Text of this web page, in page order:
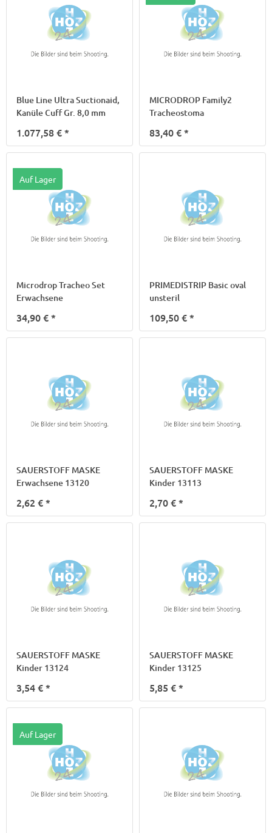
Blue Line Ultra Suctionaid,
Kanüle Cuff Gr. 8,0 mm
1.077,58 €*
MICRODROP Family2
Tracheostoma
83,40 €*
Auf Lager
Microdrop Tracheo Set
Erwachsene
34,90 €*
PRIMEDISTRIP Basic oval
unsteril
109,50 €*
SAUERSTOFF MASKE
Erwachsene 13120
2,62 €*
SAUERSTOFF MASKE
Kinder 13113
2,70 €*
SAUERSTOFF MASKE
Kinder 13124
3,54 €*
SAUERSTOFF MASKE
Kinder 13125
5,85 €*
Auf Lager